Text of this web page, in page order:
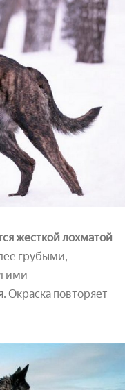
жесткой лохматой
грубыми,
Окраска повторяет